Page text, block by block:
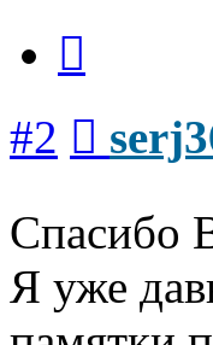
#2
Спасибо
Я уже